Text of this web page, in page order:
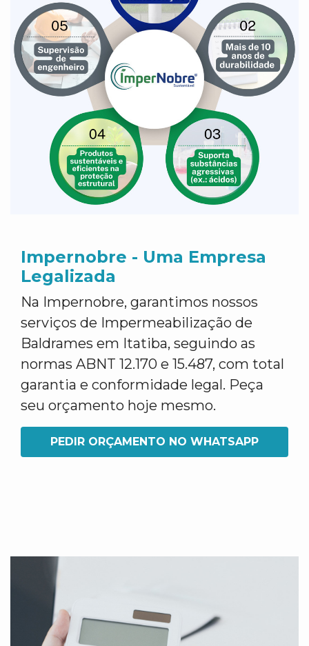
Impernobre - Uma Empresa
Legalizada
Na Impernobre, garantimos nossos
serviços de Impermeabilização de
Baldrames em Itatiba, seguindo as
normas ABNT 12.170 e 15.487, com total
garantia e conformidade legal. Peça
seu orçamento hoje mesmo.
PEDIR ORÇAMENTO NO WHATSAPP